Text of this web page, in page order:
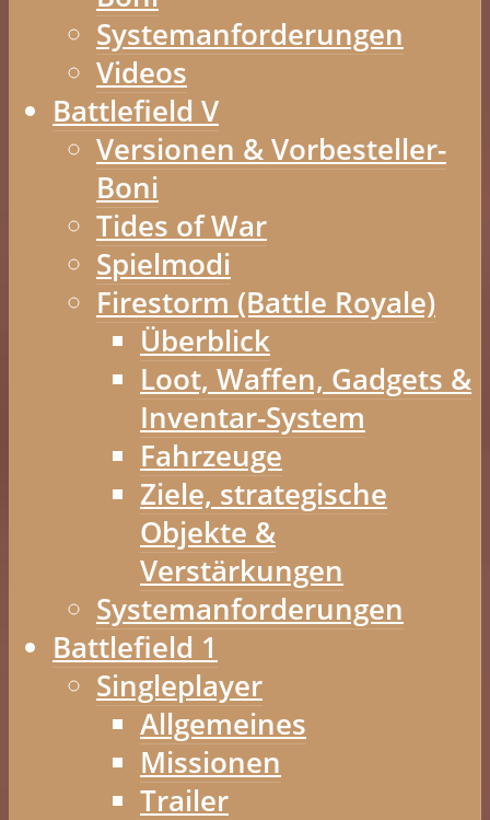
Systemanforderungen
Videos
Battlefield V
Versionen & Vorbesteller-
Boni
Tides of War
Spielmodi
Firestorm (Battle Royale)
Überblick
Loot, Waffen, Gadgets &
Inventar-System
Fahrzeuge
Ziele, strategische
Objekte &
Verstärkungen
Systemanforderungen
Battlefield 1
Singleplayer
Allgemeines
Missionen
Trailer